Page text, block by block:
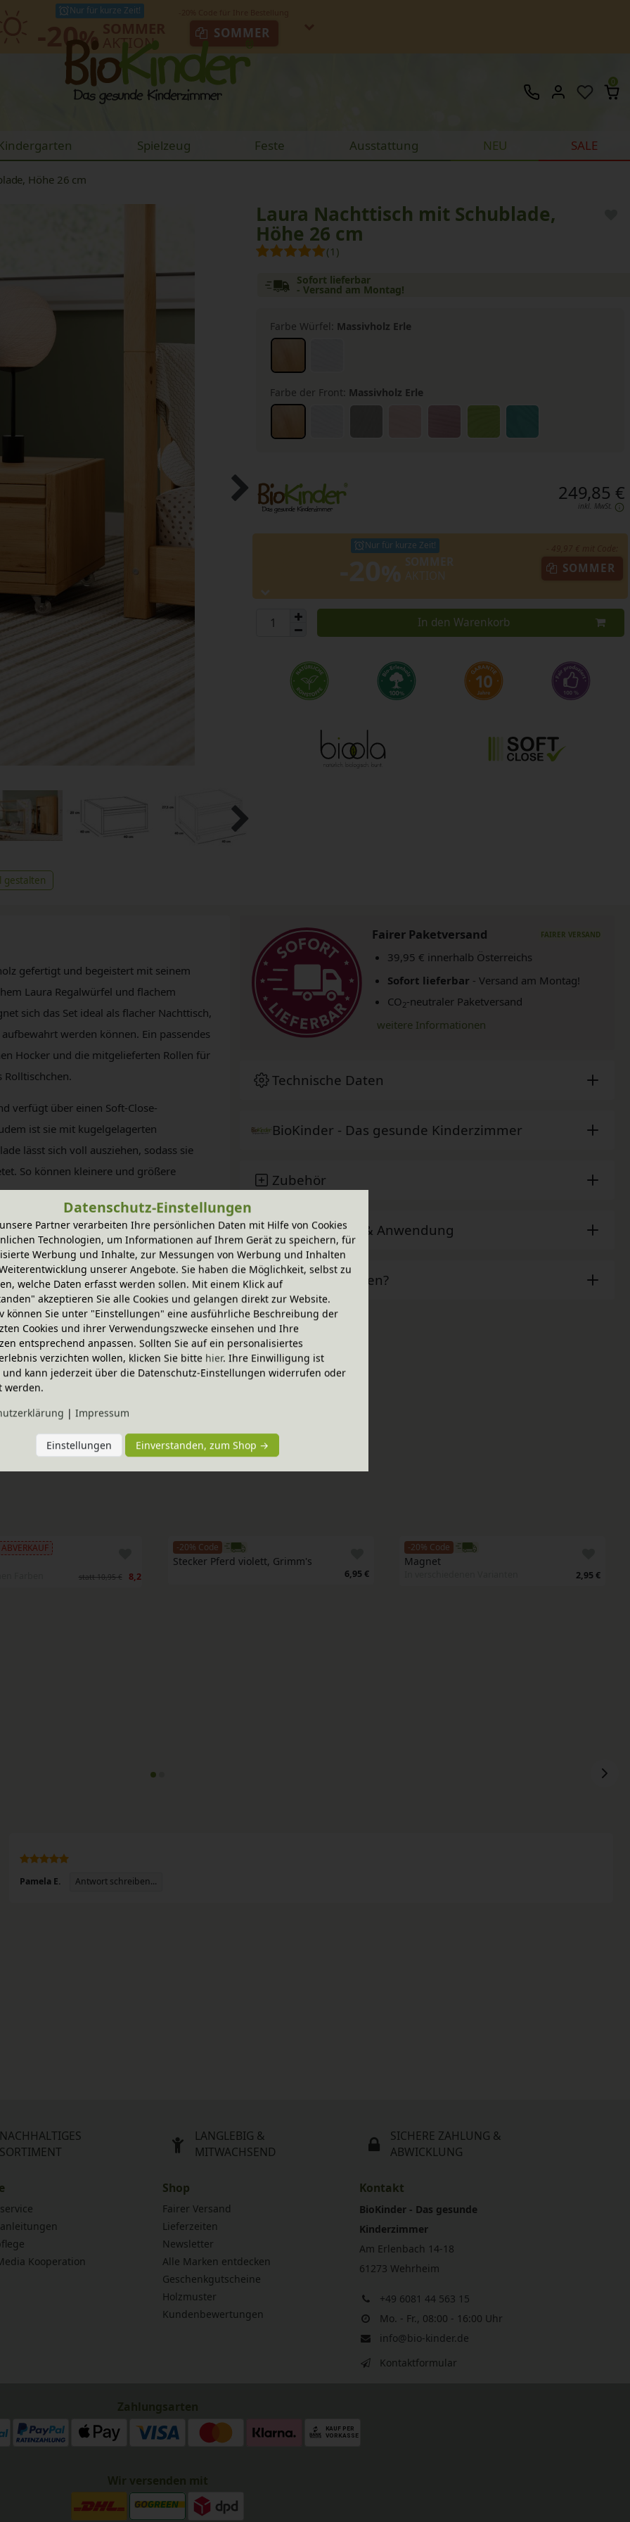
Nur für kurze Zeit!
-20% AKTION
SOMMER
0
Spielzeug Feste Ausstattung NEU SALE
Höhe 26 cm
Laura Nachttisch mit Schublade,
Höhe 26 cm
(1)
gestalten
Sofort lieferbar
- Versand am Montag!
Farbe Würfel: Massivholz Erle
Farbe der Front: Massivholz Erle
249,85 €
inkl. MwSt.
Nur für kurze Zeit!
SOMMER
In den Warenkorb
gefertigt und begeistert mit seinem
Laura Regalwürfel und flachem
sich das Set ideal als flacher Nachttisch,
werden können. Ein passendes
Hocker und die mitgelieferten Rollen für
Rolltischchen.
verfügt über einen Soft-Close-
ist sie mit kugelgelagerten
lässt sich voll ausziehen, sodass sie
So können kleinere und größere
7,5 cm)
mit weiteren Laura Möbeln
werden aus massivem Erlenholz (natur)
Beschaffenheit jedes Möbelstücks wird
Erd- und Mineralpigmenten und
Fairer Paketversand
39,95 € innerhalb Österreichs
Sofort lieferbar - Versand am Montag!
CO2-neutraler Paketversand
weitere Informationen
Technische Daten
BioKinder - Das gesunde Kinderzimmer
Zubehör
Pflegehinweis & Anwendung
Sie haben Fragen?
ABVERKAUF
statt 10,95 € 8,21 €
-20% Code
Stecker Pferd violett, Grimm's
6,95 €
-20% Code
Magnet
2,95 €
Pamela E. Antwort schreiben...
NACHHALTIGES
SORTIMENT
LANGLEBIG &
MITWACHSEND
SICHERE ZAHLUNG &
ABWICKLUNG
Kooperation
Shop
Fairer Versand
Lieferzeiten
Newsletter
Alle Marken entdecken
Geschenkgutscheine
Holzmuster
Kundenbewertungen
Kontakt
BioKinder - Das gesunde
Kinderzimmer
Am Erlenbach 14-18
61273 Wehrheim
+49 6081 44 563 15
Mo. - Fr., 08:00 - 16:00 Uhr
info@bio-kinder.de
Kontaktformular
Zahlungsarten
Wir versenden mit
Datenschutz-Einstellungen
Partner verarbeiten Ihre persönlichen Daten mit Hilfe von Cookies
Technologien, um Informationen auf Ihrem Gerät zu speichern, für
Werbung und Inhalte, zur Messungen von Werbung und Inhalten
unserer Angebote. Sie haben die Möglichkeit, selbst zu
welche Daten erfasst werden sollen. Mit einem Klick auf
akzeptieren Sie alle Cookies und gelangen direkt zur Website.
können Sie unter "Einstellungen" eine ausführliche Beschreibung der
Cookies und ihrer Verwendungszwecke einsehen und Ihre
entsprechend anpassen. Sollten Sie auf ein personalisiertes
verzichten wollen, klicken Sie bitte hier. Ihre Einwilligung ist
kann jederzeit über die Datenschutz-Einstellungen widerrufen oder
werden.
| Impressum
Einstellungen Einverstanden, zum Shop →